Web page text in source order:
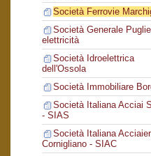
Società Ferrovie
Società Generale
elettricità
Società Idroelettrica
dell'Ossola
Società Immobiliare
Società Italiana Acciai
- SIAS
Società Italiana
Cornigliano - SIAC